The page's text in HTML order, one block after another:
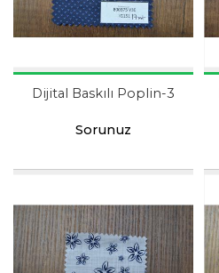
Dijital Baskılı Poplin-3
Sorunuz